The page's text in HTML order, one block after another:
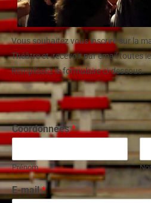
Vous souhaitez vous inscrire sur la
Théâtre et recevoir par email toutes
Remplissez le formulaire ci-dessous.
Coordonnées*
Prénom
E-mail*